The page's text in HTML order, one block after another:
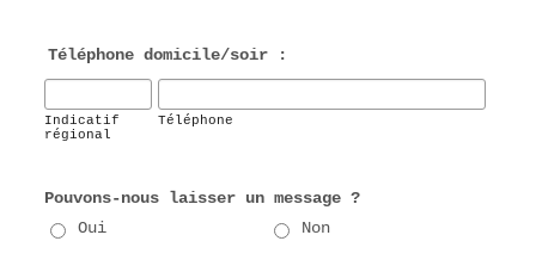
Téléphone domicile/soir :
Indicatif
régional
Téléphone
Pouvons-nous laisser un message ?
Oui
Non